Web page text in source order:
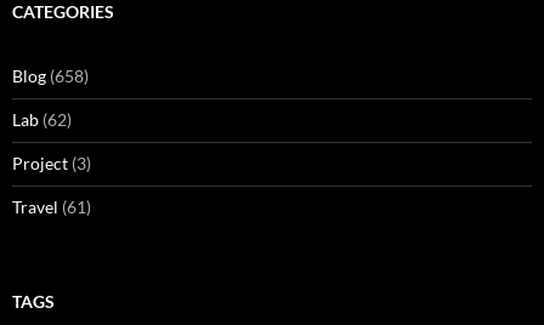
CATEGORIES
Blog (658)
Lab (62)
Project (3)
Travel (61)
TAGS